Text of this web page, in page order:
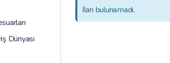
Dünyası
İlan bulunamadı.